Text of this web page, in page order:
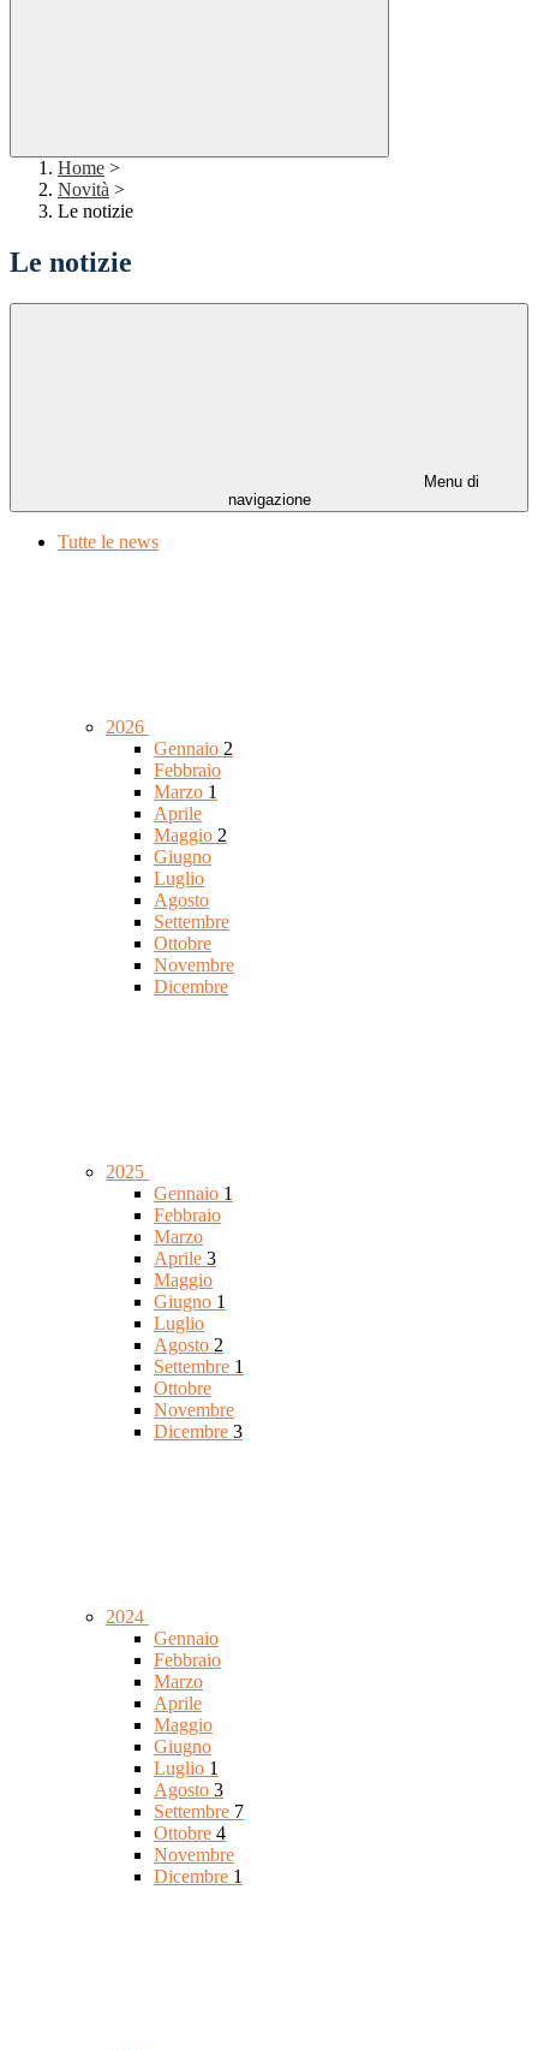
Home >
Novità >
Le notizie
Le notizie
Menu di
navigazione
Tutte le news
2026
Gennaio 2
Febbraio
Marzo 1
Aprile
Maggio 2
Giugno
Luglio
Agosto
Settembre
Ottobre
Novembre
Dicembre
2025
Gennaio 1
Febbraio
Marzo
Aprile 3
Maggio
Giugno 1
Luglio
Agosto 2
Settembre 1
Ottobre
Novembre
Dicembre 3
2024
Gennaio
Febbraio
Marzo
Aprile
Maggio
Giugno
Luglio 1
Agosto 3
Settembre 7
Ottobre 4
Novembre
Dicembre 1